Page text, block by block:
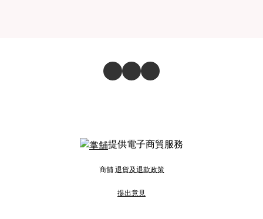
提供電子商貿服務
商舖 退貨及退款政策
提出意見